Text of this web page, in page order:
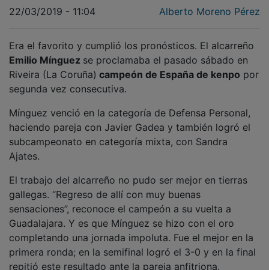
Emilio Mínguez se proclamaba el pasado sábado en
Riveira (La Coruña) campeón de España de kenpopor
segunda vez consecutiva.
haciendo pareja con Javier Gadea y también logró el
subcampeonato en categoría mixta, con Sandra
Ajates.
gallegas. “Regreso de allí con muy buenas
sensaciones”, reconoce el campeón a su vuelta a
Guadalajara. Y es que Mínguez se hizo con el oro
completando una jornada impoluta. Fue el mejor en la
primera ronda; en la semifinal logró el 3-0 y en la final
repitió este resultado ante la pareja anfitriona.